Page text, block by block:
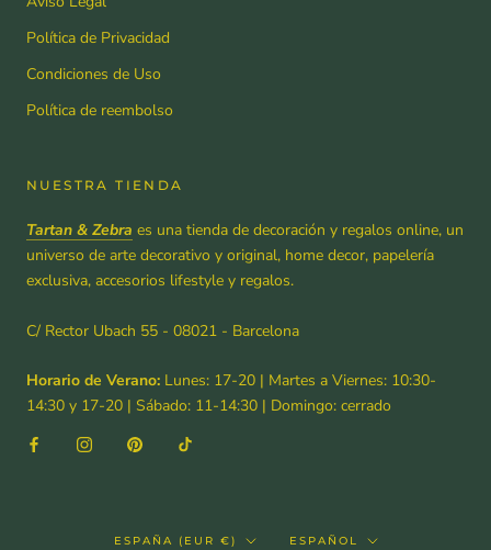
Política de Privacidad
Condiciones de Uso
Política de reembolso
NUESTRA TIENDA
Tartan & Zebra es una tienda de decoración y regalos online, un
universo de arte decorativo y original, home decor, papelería
exclusiva, accesorios lifestyle y regalos.
C/ Rector Ubach 55 - 08021 - Barcelona
Horario de Verano: Lunes: 17-20 | Martes a Viernes: 10:30-
14:30 y 17-20 | Sábado: 11-14:30 | Domingo: cerrado
País/región
ESPAÑA (EUR €) Idioma
ESPAÑOL